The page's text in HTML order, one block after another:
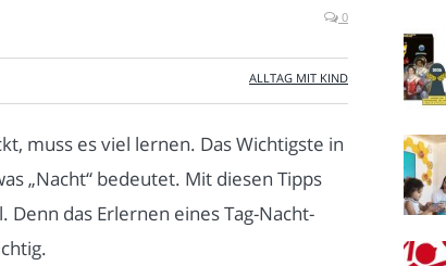
0
ALLTAG MIT KIND
muss es viel lernen. Das Wichtigste in
„Nacht“ bedeutet. Mit diesen Tipps
das Erlernen eines Tag-Nacht-